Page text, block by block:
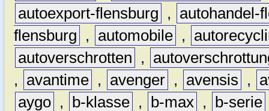
autoexport-flensburg
,
autohandel-
flensburg
, automobile ,
autoverschrotten
,
,
avantime , avenger , avensis ,
aygo , b-klasse , b-max , b-serie